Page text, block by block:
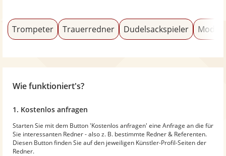
Trompeter Trauerredner Dudelsackspieler
Wie funktioniert's?
1. Kostenlos anfragen
Starten Sie mit dem Button 'Kostenlos anfragen' eine Anfrage an die für
Sie interessanten Redner - also z. B. bestimmte Redner & Referenten.
Diesen Button finden Sie auf den jeweiligen Künstler-Profil-Seiten der
Redner.